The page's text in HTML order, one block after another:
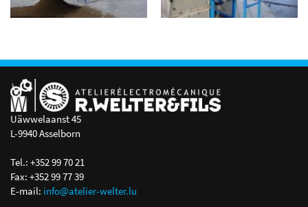
Uäwwelaanst 45
L-9940 Asselborn
Tel.: +352 99 70 21
Fax: +352 99 77 39
E-mail: info@atelier-welter.lu